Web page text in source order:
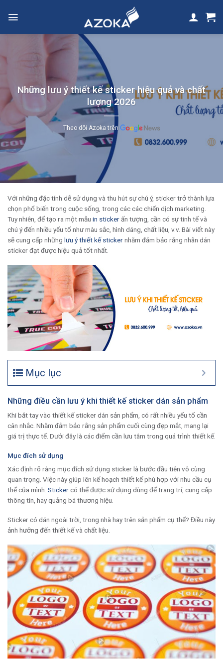
Những lưu ý thiết kế sticker hiệu quả và chất
lượng 2026
Theo dõi Azoka trên
Với những đặc tính dễ sử dụng và thu hút sự chú ý, sticker trở thành lựa
chọn phổ biến trong cuộc sống, trong các các chiến dịch marketing.
Tuy nhiên, để tạo ra một mẫu in stickerấn tượng, cần có sự tinh tế và
chú ý đến nhiều yếu tố như màu sắc, hình dáng, chất liệu, v.v. Bài viết này
sẽ cung cấp những lưu ý thiết kế stickernhằm đảm bảo rằng nhãn dán
sticker đạt được hiệu quả tốt nhất.
Mục lục
Những điều cần lưu ý khi thiết kế sticker dán sản phẩm
Khi bắt tay vào thiết kế sticker dán sản phẩm, có rất nhiều yếu tố cần
cân nhắc. Nhằm đảm bảo rằng sản phẩm cuối cùng đẹp mắt, mang lại
giá trị thực tế. Dưới đây là các điểm cần lưu tâm trong quá trình thiết kế.
Mục đích sử dụng
Xác định rõ ràng mục đích sử dụng sticker là bước đầu tiên vô cùng
quan trọng. Việc này giúp lên kế hoạch thiết kế phù hợp với nhu cầu cụ
thể của mình. Stickercó thể được sử dụng dùng để trang trí, cung cấp
thông tin, hay quảng bá thương hiệu.
Sticker có dán ngoài trời, trong nhà hay trên sản phẩm cụ thể? Điều này
ảnh hưởng đến thiết kế và chất liệu.